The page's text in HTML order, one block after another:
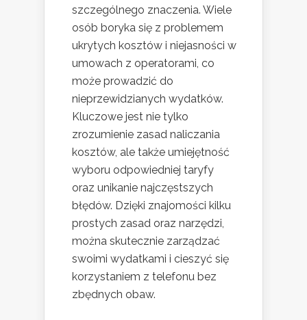
szczególnego znaczenia. Wiele
osób boryka się z problemem
ukrytych kosztów i niejasności w
umowach z operatorami, co
może prowadzić do
nieprzewidzianych wydatków.
Kluczowe jest nie tylko
zrozumienie zasad naliczania
kosztów, ale także umiejętność
wyboru odpowiedniej taryfy
oraz unikanie najczęstszych
błędów. Dzięki znajomości kilku
prostych zasad oraz narzędzi,
można skutecznie zarządzać
swoimi wydatkami i cieszyć się
korzystaniem z telefonu bez
zbędnych obaw.